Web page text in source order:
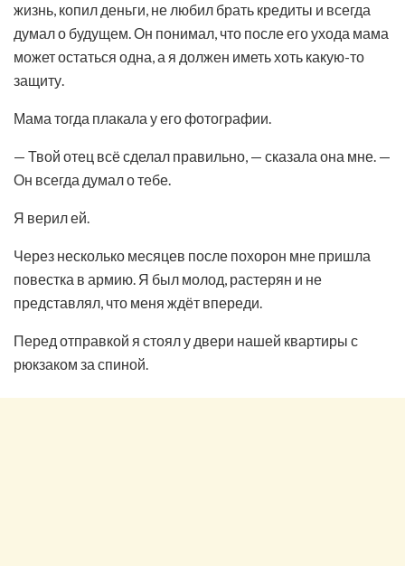
жизнь, копил деньги, не любил брать кредиты и всегда
думал о будущем. Он понимал, что после его ухода мама
может остаться одна, а я должен иметь хоть какую-то
защиту.
Мама тогда плакала у его фотографии.
— Твой отец всё сделал правильно, — сказала она мне. —
Он всегда думал о тебе.
Я верил ей.
Через несколько месяцев после похорон мне пришла
повестка в армию. Я был молод, растерян и не
представлял, что меня ждёт впереди.
Перед отправкой я стоял у двери нашей квартиры с
рюкзаком за спиной.